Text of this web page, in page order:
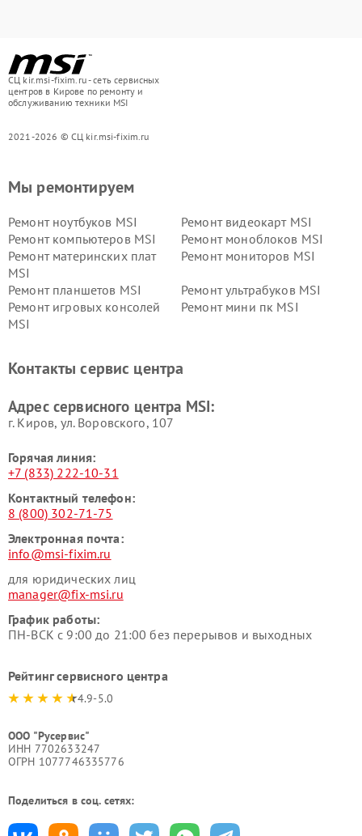
СЦ kir.msi-fixim.ru - сеть сервисных
центров в Кирове по ремонту и
обслуживанию техники MSI
2021-2026 © СЦ kir.msi-fixim.ru
Мы ремонтируем
Ремонт ноутбуков MSI
Ремонт видеокарт MSI
Ремонт компьютеров MSI
Ремонт моноблоков MSI
Ремонт материнских плат
MSI
Ремонт мониторов MSI
Ремонт планшетов MSI
Ремонт ультрабуков MSI
Ремонт игровых консолей
MSI
Ремонт мини пк MSI
Контакты сервис центра
Адрес сервисного центра MSI:
г. Киров, ул. Воровского, 107
Горячая линия:
+7 (833) 222-10-31
Контактный телефон:
8 (800) 302-71-75
Электронная почта:
info@msi-fixim.ru
для юридических лиц
manager@fix-msi.ru
График работы:
ПН-ВСК с 9:00 до 21:00 без перерывов и выходных
Рейтинг сервисного центра
4.9-5.0
ООО "Русервис"
ИНН 7702633247
ОГРН 1077746335776
Поделиться в соц. сетях: